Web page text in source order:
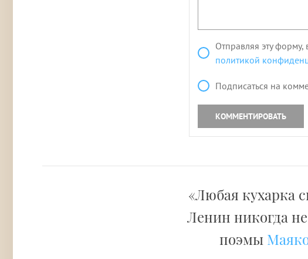
Отправляя эту форму,
политикой
Подписаться на
КОММЕНТИРОВАТЬ
«Любая кухарка
Ленин никогда
поэмы